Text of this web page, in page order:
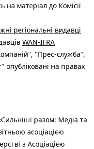
на матеріал до Комісії
регіональні видавці
WAN-IFRA
"Прес-служба",
опубліковані на правах
разом: Медіа та
асоціацією
з Асоціацією